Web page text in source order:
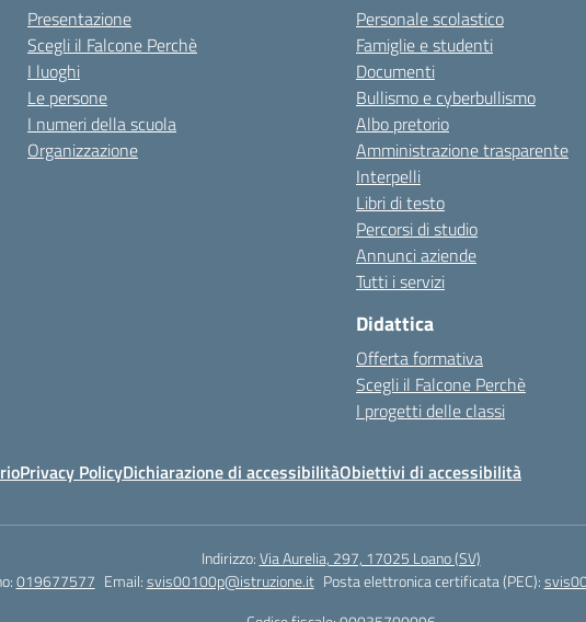
Presentazione
Scegli il Falcone Perchè
I luoghi
Le persone
I numeri della scuola
Organizzazione
Personale scolastico
Famiglie e studenti
Documenti
Bullismo e cyberbullismo
Albo pretorio
Amministrazione trasparente
Interpelli
Libri di testo
Percorsi di studio
Annunci aziende
Tutti i servizi
Didattica
Offerta formativa
Scegli il Falcone Perchè
I progetti delle classi
Privacy PolicyDichiarazione di accessibilitàObiettivi di accessibilità
Indirizzo:Via Aurelia, 297, 17025 Loano (SV)
019677577 Email:svis00100p@istruzione.it Posta elettronica certificata (PEC):